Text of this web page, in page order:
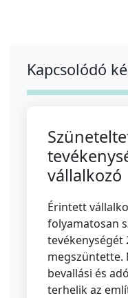
Kapcsolódó
vállalkozó
Érintett
folyamatosan
tevékenységét
megszüntette.
bevallási és
terhelik az